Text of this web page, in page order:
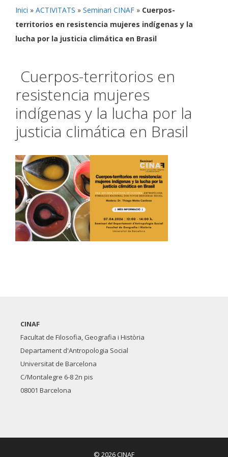
Inici » ACTIVITATS » Seminari CINAF » Cuerpos-
territorios en resistencia mujeres indígenas y la
lucha por la justicia climática en Brasil
Cuerpos-territorios en
resistencia mujeres
indígenas y la lucha por la
justicia climática en Brasil
CINAF
Facultat de Filosofia, Geografia i Història
Departament d'Antropologia Social
Universitat de Barcelona
C/Montalegre 6-8 2n pis
08001 Barcelona
© 2026 CINAF